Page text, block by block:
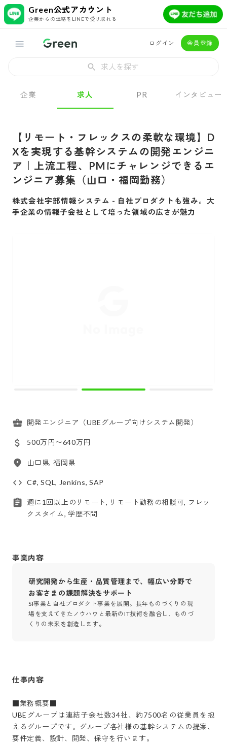
Green公式アカウント
企業からの連絡をLINEで受け取れる
ログイン 会員登録
求人を探す
企業 求人 PR インタビュー
【リモート・フレックスの柔軟な環境】D
Xを実現する基幹システムの開発エンジニ
ア｜上流工程、PMにチャレンジできるエ
ンジニア募集（山口・福岡勤務）
株式会社宇部情報システム - 自社プロダクトも強み。大
手企業の情報子会社として培った領域の広さが魅力
開発エンジニア（UBEグループ向けシステム開発）
500万円〜640万円
山口県, 福岡県
C#, SQL, Jenkins, SAP
週に1回以上のリモート, リモート勤務の相談可, フレッ
クスタイム, 学歴不問
事業内容
研究開発から生産・品質管理まで、幅広い分野で
お客さまの課題解決をサポート
SI事業と自社プロダクト事業を展開。長年ものづくりの現
場を支えてきたノウハウと最新のIT技術を融合し、ものづ
くりの未来を創造します。
仕事内容
■業務概要■
UBEグループは連結子会社数34社、約7500名の従業員を抱
えるグループです。グループ各社様の基幹システムの提案、
要件定義、設計、開発、保守を行います。